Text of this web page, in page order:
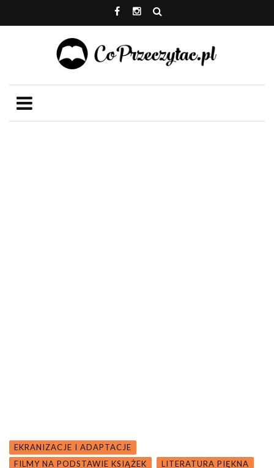
EKRANIZACJE I ADAPTACJE
FILMY NA PODSTAWIE KSIĄŻEK
LITERATURA PIĘKNA